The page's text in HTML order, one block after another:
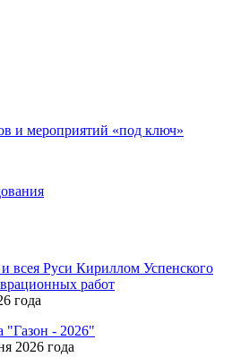
и мероприятий «под ключ»
всея Руси Кириллом Успенского
работ
года
"Газон - 2026"
2026 года